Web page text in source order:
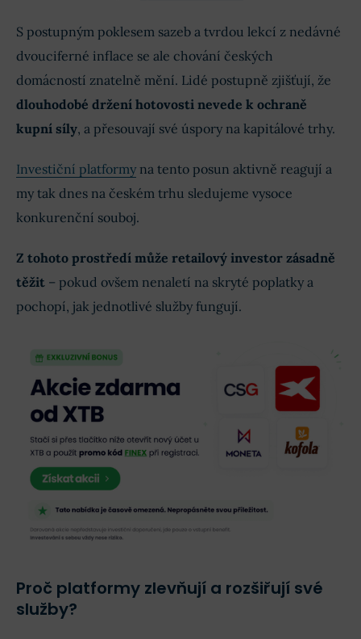
S postupným poklesem sazeb a tvrdou lekcí z nedávné
dvouciferné inflace se ale chování českých
domácností znatelně mění. Lidé postupně zjišťují, že
dlouhodobé držení hotovosti nevede k ochraně
kupní síly, a přesouvají své úspory na kapitálové trhy.
Investiční platformy na tento posun aktivně reagují a
my tak dnes na českém trhu sledujeme vysoce
konkurenční souboj.
Z tohoto prostředí může retailový investor zásadně
těžit – pokud ovšem nenaletí na skryté poplatky a
pochopí, jak jednotlivé služby fungují.
Proč platformy zlevňují a rozšiřují své
služby?